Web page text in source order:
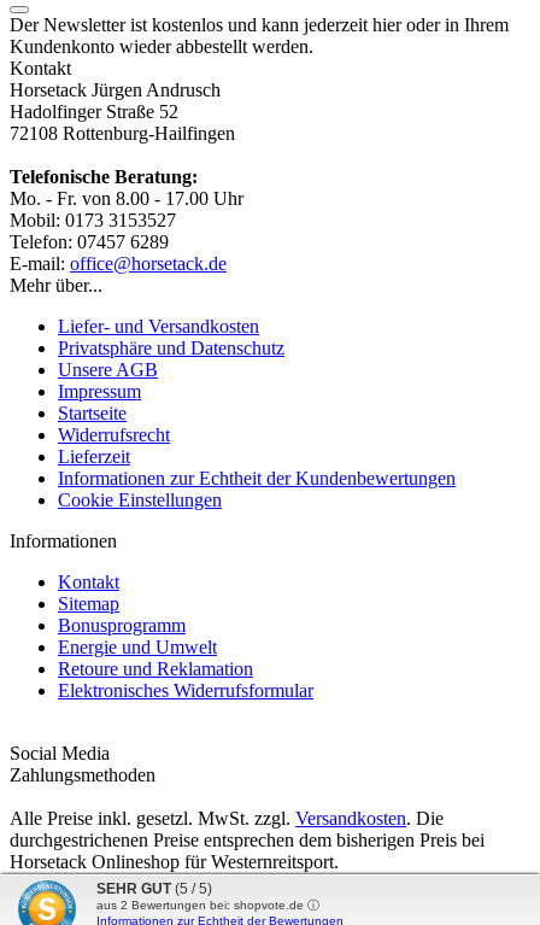
Der Newsletter ist kostenlos und kann jederzeit hier oder in Ihrem
Kundenkonto wieder abbestellt werden.
Kontakt
Horsetack Jürgen Andrusch
Hadolfinger Straße 52
72108 Rottenburg-Hailfingen
Telefonische Beratung:
Mo. - Fr. von 8.00 - 17.00 Uhr
Mobil: 0173 3153527
Telefon: 07457 6289
E-mail: office@horsetack.de
Mehr über...
Liefer- und Versandkosten
Privatsphäre und Datenschutz
Unsere AGB
Impressum
Startseite
Widerrufsrecht
Lieferzeit
Informationen zur Echtheit der Kundenbewertungen
Cookie Einstellungen
Informationen
Kontakt
Sitemap
Bonusprogramm
Energie und Umwelt
Retoure und Reklamation
Elektronisches Widerrufsformular
Social Media
Zahlungsmethoden
Alle Preise inkl. gesetzl. MwSt. zzgl. Versandkosten. Die
durchgestrichenen Preise entsprechen dem bisherigen Preis bei
Horsetack Onlineshop für Westernreitsport.
Horsetack Onlineshop für Westernreitsport © 2026 | Template ©
2009-2026 bymodified eCommerce Shopsoftware
SEHR GUT (5 / 5)
aus 2 Bewertungen bei: shopvote.de ⓘ
Informationen zur Echtheit der Bewertungen